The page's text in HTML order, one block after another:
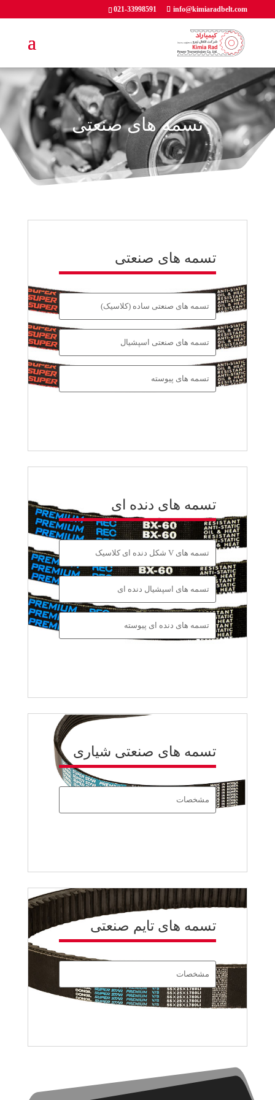
021-33998591 info@kimiaradbelt.com
تسمه های صنعتی
تسمه های صنعتی
تسمه های صنعتی ساده (کلاسیک)
تسمه های صنعتی اسپشیال
تسمه های پیوسته
تسمه های دنده ای
تسمه های V شکل دنده ای کلاسیک
تسمه های اسپشیال دنده ای
تسمه های دنده ای پیوسته
تسمه های صنعتی شیاری
مشخصات
تسمه های تایم صنعتی
مشخصات